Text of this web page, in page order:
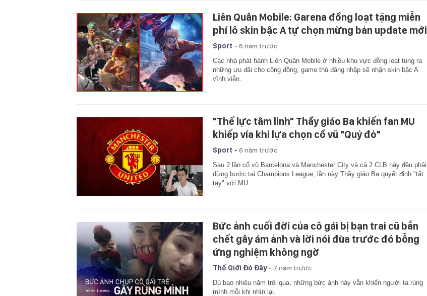
Liên Quân Mobile: Garena đồng loạt tặng miễn
phí lô skin bậc A tự chọn mừng bản update mới
Sport - 6 năm trước
Các nhà phát hành Liên Quân Mobile ở nhiều khu vực đồng loạt tung ra
những ưu đãi cho cộng đồng, game thủ đăng nhập sẽ nhận skin bậc A
vĩnh viễn.
"Thế lực tâm linh" Thầy giáo Ba khiến fan MU
khiếp vía khi lựa chọn cổ vũ "Quỷ đỏ"
Sport - 6 năm trước
Sau 2 lần cổ vũ Barcelona và Manchester City và cả 2 CLB này đều phải
dừng bước tại Champions League, lần này Thầy giáo Ba quyết định "tất
tay" với MU.
Bức ảnh cuối đời của cô gái bị bạn trai cũ bắn
chết gây ám ảnh và lời nói đùa trước đó bỗng
ứng nghiệm không ngờ
Thế Giới Đó Đây- 7 năm trước
Dù bao nhiêu năm trôi qua, những bức ảnh này vẫn khiến người ta rùng
mình mỗi khi nhìn lại.